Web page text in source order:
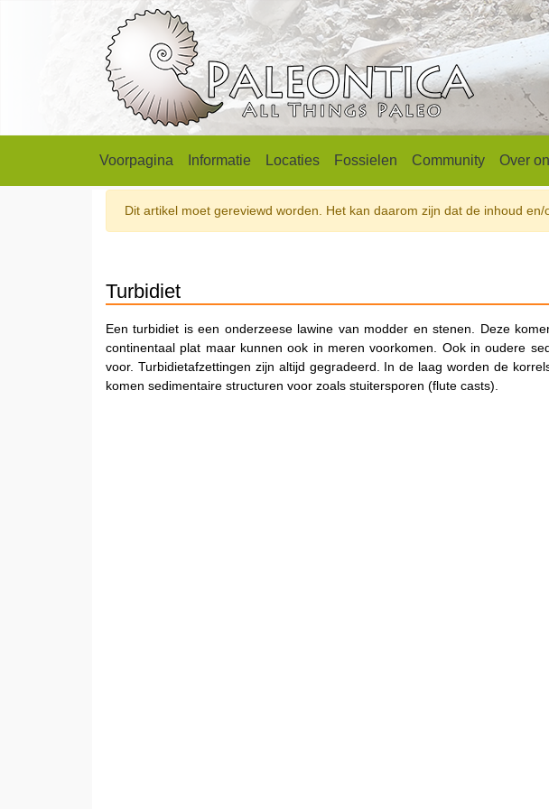
Voorpagina Informatie Locaties Fossielen Community Over
Dit artikel moet gereviewd worden. Het kan daarom zijn dat de inhoud en/
Turbidiet
Een turbidiet is een onderzeese lawine van modder en stenen. Deze
continentaal plat maar kunnen ook in meren voorkomen. Ook in oudere
voor. Turbidietafzettingen zijn altijd gegradeerd. In de laag worden de
komen sedimentaire structuren voor zoals stuitersporen (flute casts).